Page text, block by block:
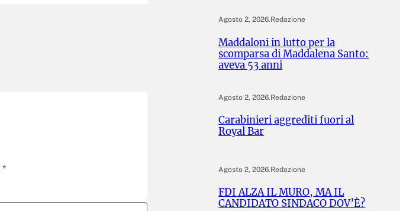
*
Agosto 2, 2026.Redazione
Maddaloni in lutto per la
scomparsa di Maddalena Santo:
aveva 53 anni
Agosto 2, 2026.Redazione
Carabinieri aggrediti fuori al
Royal Bar
Agosto 2, 2026.Redazione
FDI ALZA IL MURO, MA IL
CANDIDATO SINDACO DOV’È?